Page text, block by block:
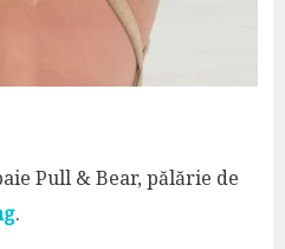
Pull & Bear, pălărie de
.